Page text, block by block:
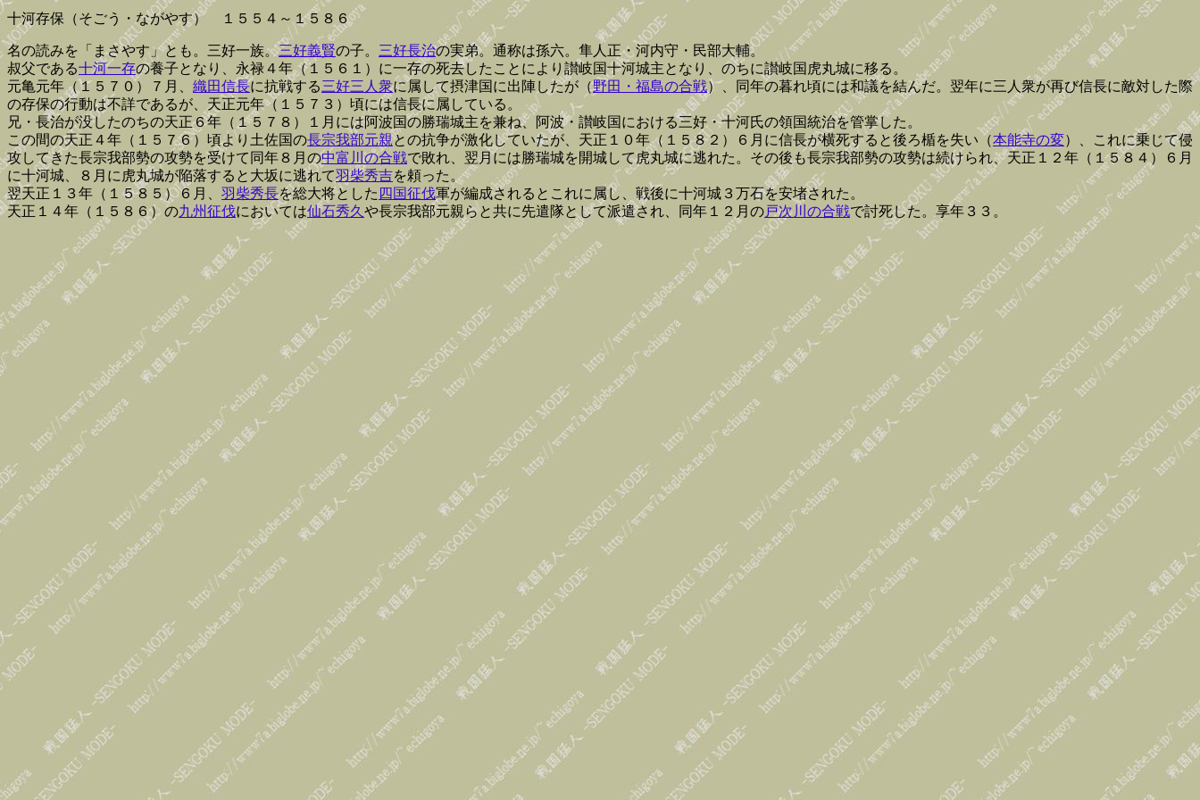
十河存保（そごう・ながやす） １５５４～１５８６
名の読みを「まさやす」とも。三好一族。三好義賢の子。 三好長治の実弟。通称は孫六。隼人正・河内守・民部大輔。
叔父である十河一存の養子となり、永禄４年（１５６１）に一存の死去したことにより讃岐国十河城主となり、のちに讃岐国虎丸城に移る。
元亀元年（１５７０）７月、 織田信長に抗戦する三好三人衆に属して摂津国に出陣したが（野田・福島の合戦）、同年の暮れ頃には和議を結んだ。翌年に三人衆が再び信長に敵対した際
の存保の行動は不詳であるが、天正元年（１５７３）頃には信長に属している。
兄・長治が没したのちの天正６年（１５７８）１月には阿波国の勝瑞城主を兼ね、阿波・讃岐国における三好・十河氏の領国統治を管掌した。
この間の天正４年（１５７６）頃より土佐国の長宗我部元親との抗争が激化していたが、天正１０年（１５８２）６月に信長が横死すると後ろ楯を失い（本能寺の変）、これに乗じて侵
攻してきた長宗我部勢の攻勢を受けて同年８月の中富川の合戦で敗れ、翌月には勝瑞城を開城して虎丸城に逃れた。その後も長宗我部勢の攻勢は続けられ、天正１２年（１５８４）６月
に十河城、８月に虎丸城が陥落すると大坂に逃れて羽柴秀吉を頼った。
翌天正１３年（１５８５）６月、 羽柴秀長を総大将とした 四国征伐軍が編成されるとこれに属し、戦後に十河城３万石を安堵された。
天正１４年（１５８６）の九州征伐においては仙石秀久 や長宗我部元親らと共に先遣隊として派遣され、同年１２月の戸次川の合戦で討死した。享年３３。